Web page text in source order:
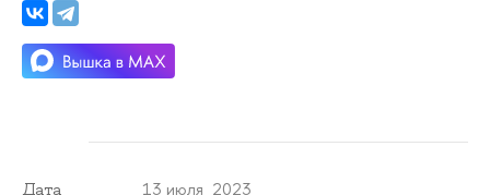
Дата 13 июля 2023